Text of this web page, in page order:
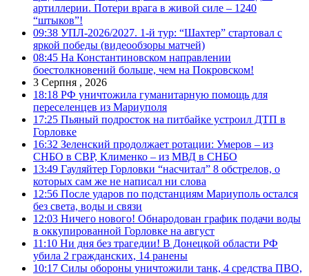
артиллерии. Потери врага в живой силе – 1240
“штыков”!
09:38 УПЛ-2026/2027. 1-й тур: “Шахтер” стартовал с
яркой победы (видеообзоры матчей)
08:45 На Константиновском направлении
боестолкновений больше, чем на Покровском!
3 Серпня , 2026
18:18 РФ уничтожила гуманитарную помощь для
переселенцев из Мариуполя
17:25 Пьяный подросток на питбайке устроил ДТП в
Горловке
16:32 Зеленский продолжает ротации: Умеров – из
СНБО в СВР, Клименко – из МВД в СНБО
13:49 Гауляйтер Горловки “насчитал” 8 обстрелов, о
которых сам же не написал ни слова
12:56 После ударов по подстанциям Мариуполь остался
без света, воды и связи
12:03 Ничего нового! Обнародован график подачи воды
в оккупированной Горловке на август
11:10 Ни дня без трагедии! В Донецкой области РФ
убила 2 гражданских, 14 ранены
10:17 Силы обороны уничтожили танк, 4 средства ПВО,